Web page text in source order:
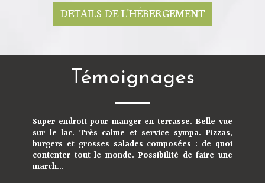
DETAILS DE L'HÉBERGEMENT
Témoignages
Super endroit pour manger en terrasse. Belle vue
sur le lac. Très calme et service sympa. Pizzas,
burgers et grosses salades composées : de quoi
contenter tout le monde. Possibilité de faire une
march...